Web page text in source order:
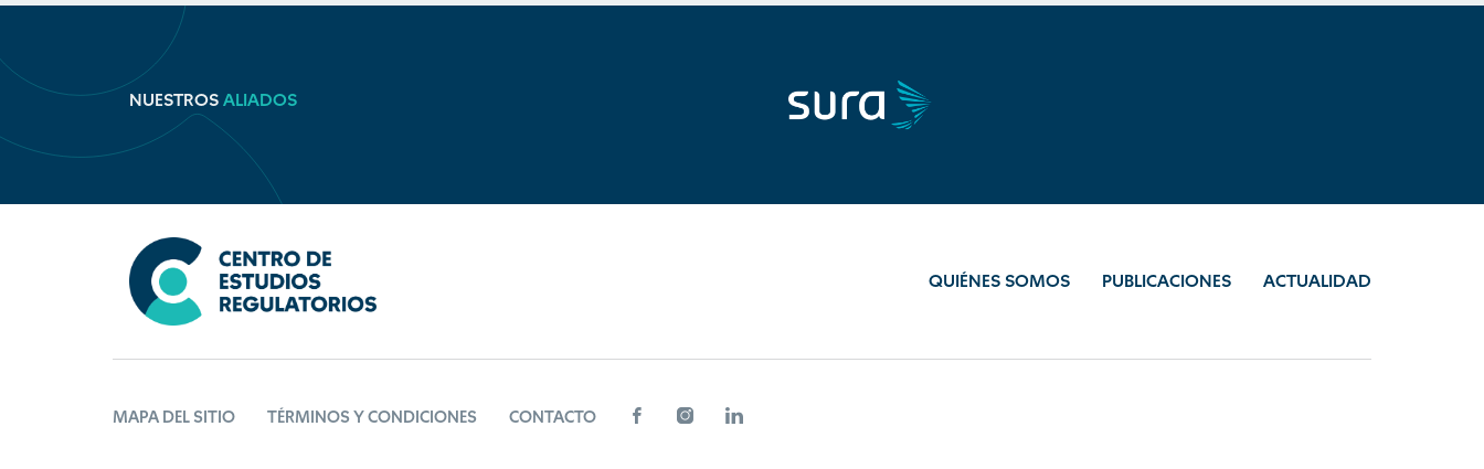
NUESTROS ALIADOS
QUIÉNES SOMOS PUBLICACIONES ACTUALIDAD
MAPA DEL SITIO TÉRMINOS Y CONDICIONES CONTACTO